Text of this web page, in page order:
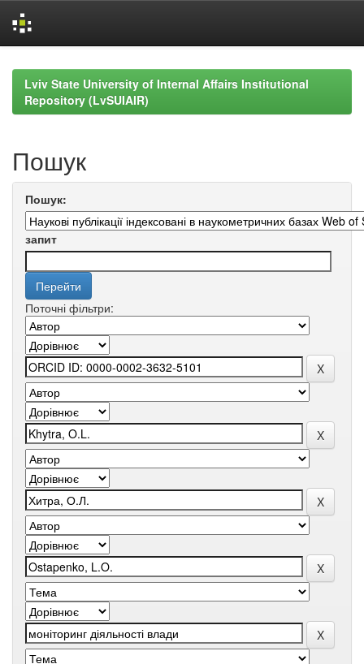
navigationLviv State University of Internal Affairs Institutional
Repository (LvSUIAIR)
Пошук
Пошук:
запит
Поточні фільтри: